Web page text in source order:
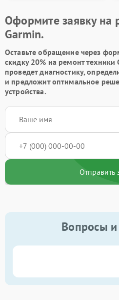
Оформите заявку на
Garmin.
Оставьте обращение через
скидку 20% на ремонт техники
проведет диагностику,
и предложит оптимальное
устройства.
Отправить
Вопросы